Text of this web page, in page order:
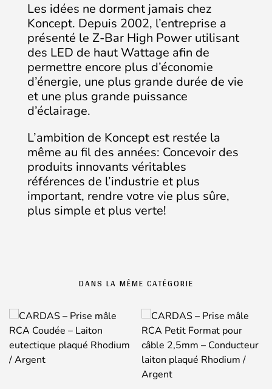
Les idées ne dorment jamais chez
Koncept. Depuis 2002, l’entreprise a
présenté le Z-Bar High Power utilisant
des LED de haut Wattage afin de
permettre encore plus d’économie
d’énergie, une plus grande durée de vie
et une plus grande puissance
d’éclairage.
L’ambition de Koncept est restée la
même au fil des années: Concevoir des
produits innovants véritables
références de l’industrie et plus
important, rendre votre vie plus sûre,
plus simple et plus verte!
DANS LA MÊME CATÉGORIE